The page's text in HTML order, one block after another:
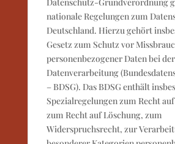
nationale Regelungen zum
Deutschland. Hierzu gehört
Gesetz zum Schutz vor
personenbezogener Daten bei der
Datenverarbeitung
– BDSG). Das BDSG enthält
Spezialregelungen zum Recht
zum Recht auf Löschung, zum
Widerspruchsrecht, zur